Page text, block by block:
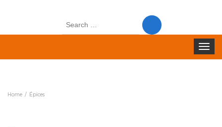
Search
Toggle
Home Épices